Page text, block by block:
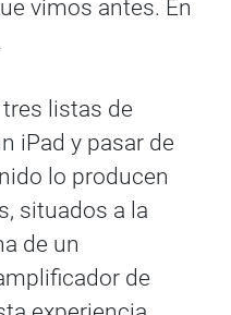
vimos antes. En
listas de
iPad y pasar de
lo producen
situados a la
de un
de